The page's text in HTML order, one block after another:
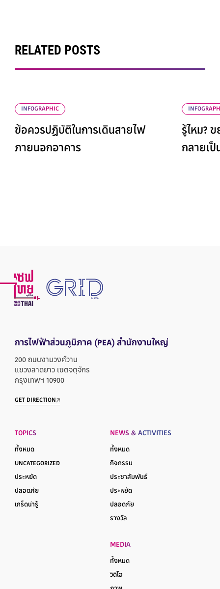
RELATED POSTS
INFOGRAPHIC
ข้อควรปฏิบัติในการเดินสายไฟ
ภายนอกอาคาร
รู้ไหม?
กลายเ
การไฟฟ้าส่วนภูมิภาค (PEA) สำนักงานใหญ่
200 ถนนงามวงศ์วาน
แขวงลาดยาว เขตจตุจักร
กรุงเทพฯ 10900
GET DIRECTION
TOPICS
ทั้งหมด
UNCATEGORIZED
ประหยัด
ปลอดภัย
เกร็ดน่ารู้
NEWS & ACTIVITIES
ทั้งหมด
กิจกรรม
ประชาสัมพันธ์
ประหยัด
ปลอดภัย
รางวัล
MEDIA
ทั้งหมด
วิดีโอ